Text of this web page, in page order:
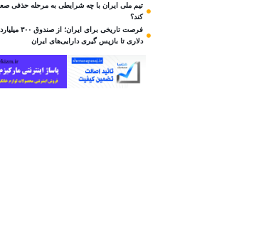
تیم ملی ایران با چه شرایطی به مرحله حذفی
کند؟
فرصت تاریخی برای ایران؛ از صندوق ۳۰۰ میلیارد
دلاری تا بازپس گیری دارایی‌های ایران